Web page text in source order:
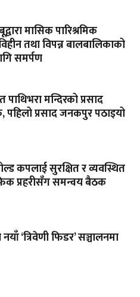
मासिक पारिश्रमिक
तथा विपन्न बालबालिकाको
समर्पण
मन्दिरको प्रसाद
प्रसाद जनकपुर पठाइयो
कपलाई सुरक्षित र व्यवस्थित
प्रहरीसँग समन्वय बैठक
‘त्रिवेणी फिडर’ सञ्चालनमा